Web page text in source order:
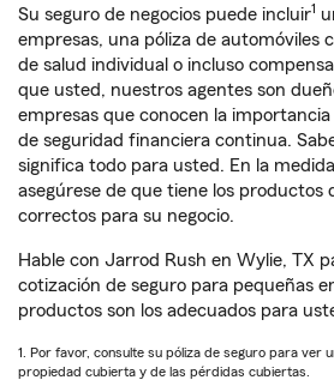
Su seguro de negocios puede incluir1
empresas, una póliza de automóviles
de salud individual o incluso
que usted, nuestros agentes son
empresas que conocen la
de seguridad financiera continua.
significa todo para usted. En la
asegúrese de que tiene los productos
correctos para su negocio.
Hable con Jarrod Rush en Wylie, TX
cotización de seguro para pequeñas
productos son los adecuados para
1. Por favor, consulte su póliza de seguro para ver
propiedad cubierta y de las pérdidas cubiertas.